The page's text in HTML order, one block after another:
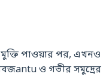
পাওয়ার পর, এখনও
ও গভীর সমুদ্রের